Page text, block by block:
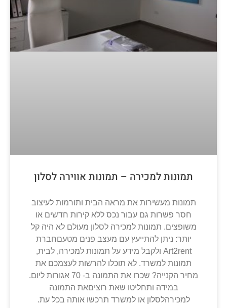
תמונות למכירה – תמונות אווירה לסלון
תמונות מעשירות את מראה הבית ותורמות לעיצוב
חסר פשרות גם עבור נכס ללא קירות חדשים או
משופצים. תמונות למכירה לסלון מעולם לא היה קל
יותר: ניתן להתייעץ עם מעצב פנים מטעםחברת
Art2rent ולקבל מידע על תמונות למכירה, לבית,
תמונות למשרד. לא תוכלו להרשות לעצמכם את
מחיר הקנייה? שכרו את התמונה ב- 70 אגורות ליום.
במידה ותחליטו שאת רוציםאת התמונה
למכירהלסלון או למשרד תרכשו אותה בכל עת.